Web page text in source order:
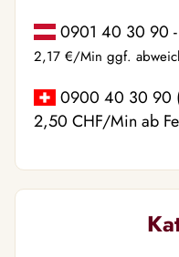
0901 40 30 90 -
2,17 €/Min ggf.
0900 40 30 90
2,50 CHF/Min ab